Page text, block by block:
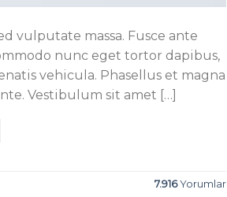
vulputate massa. Fusce ante
nunc eget tortor dapibus,
vehicula. Phasellus et magna
Vestibulum sit amet […]
7.916Yorumlar